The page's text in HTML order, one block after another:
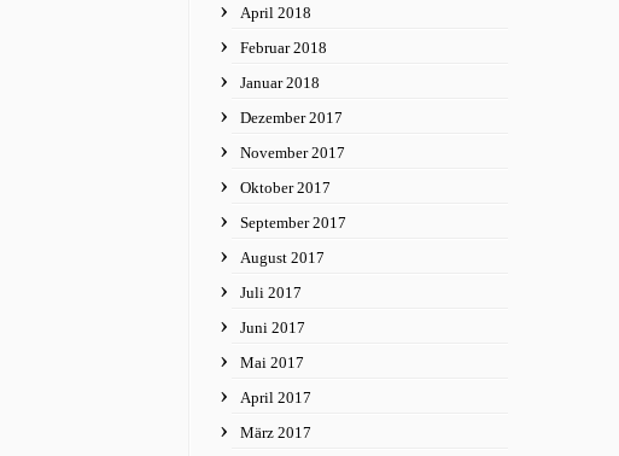
April 2018
Februar 2018
Januar 2018
Dezember 2017
November 2017
Oktober 2017
September 2017
August 2017
Juli 2017
Juni 2017
Mai 2017
April 2017
März 2017